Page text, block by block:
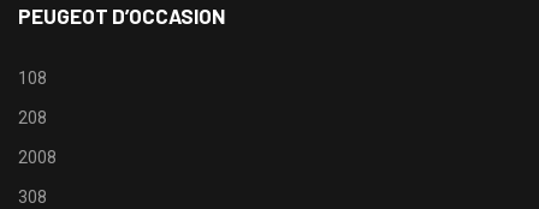
PEUGEOT D’OCCASION
108
208
2008
308